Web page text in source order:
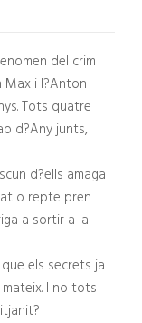
del crim
Max i l?Anton
Tots quatre
d?Any junts,
d?ells amaga
o repte pren
a sortir a la
els secrets ja
I no tots